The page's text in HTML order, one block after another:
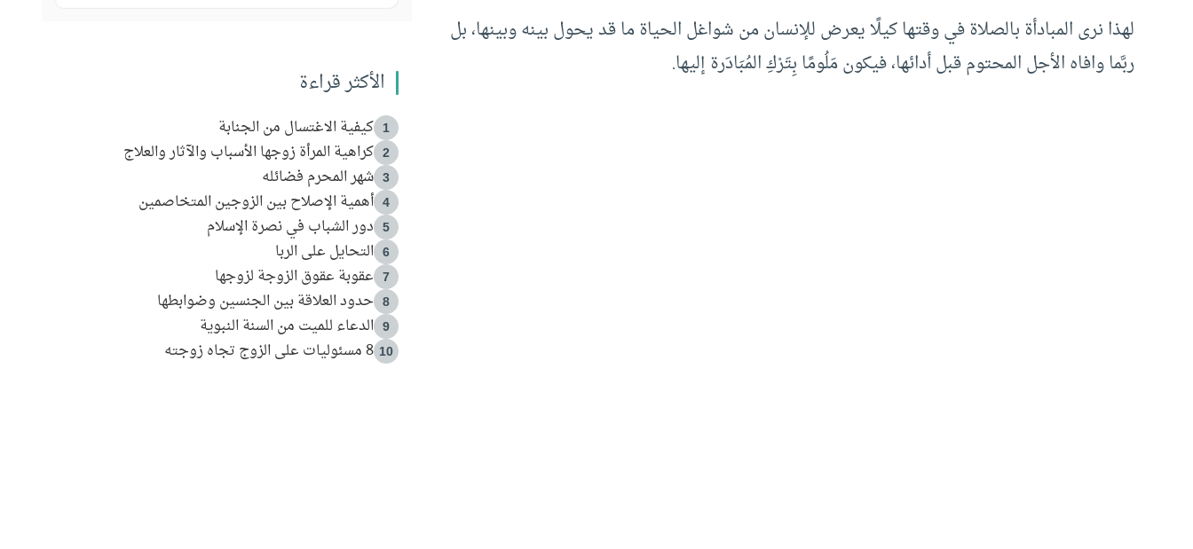
لهذا نرى المبادأة بالصلاة في وقتها كيلًا يعرض للإنسان من شواغل الحياة ما قد يحول بينه وبينها، بل
ربَّما وافاه الأجل المحتوم قبل أدائها، فيكون مَلُومًا بِتَرْكِ المُبَادَرة إليها.
الأكثر قراءة
1 كيفية الاغتسال من الجنابة
2 كراهية المرأة زوجها الأسباب والآثار والعلاج
3 شهر المحرم فضائله
4 أهمية الإصلاح بين الزوجين المتخاصمين
5 دور الشباب في نصرة الإسلام
6 التحايل على الربا
7 عقوبة عقوق الزوجة لزوجها
8 حدود العلاقة بين الجنسين وضوابطها
9 الدعاء للميت من السنة النبوية
10 8 مسئوليات على الزوج تجاه زوجته